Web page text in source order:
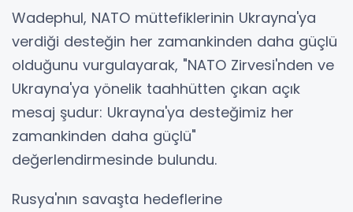
Wadephul, NATO müttefiklerinin Ukrayna'ya
verdiği desteğin her zamankinden daha güçlü
olduğunu vurgulayarak, "NATO Zirvesi'nden ve
Ukrayna'ya yönelik taahhütten çıkan açık
mesaj şudur: Ukrayna'ya desteğimiz her
zamankinden daha güçlü"
değerlendirmesinde bulundu.
Rusya'nın savaşta hedeflerine